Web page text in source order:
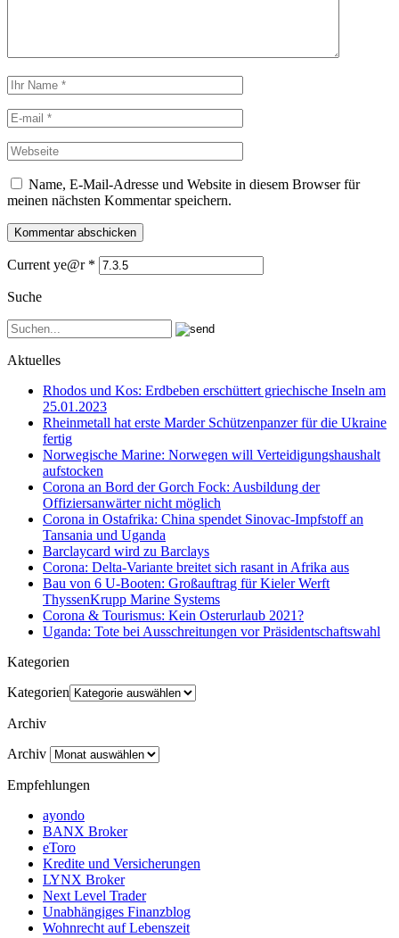
Name, E-Mail-Adresse und Website in diesem Browser für
meinen nächsten Kommentar speichern.
Current ye@r *
Suche
Aktuelles
Rhodos und Kos: Erdbeben erschüttert griechische Inseln am
25.01.2023
Rheinmetall hat erste Marder Schützenpanzer für die Ukraine
fertig
Norwegische Marine: Norwegen will Verteidigungshaushalt
aufstocken
Corona an Bord der Gorch Fock: Ausbildung der
Offiziersanwärter nicht möglich
Corona in Ostafrika: China spendet Sinovac-Impfstoff an
Tansania und Uganda
Barclaycard wird zu Barclays
Corona: Delta-Variante breitet sich rasant in Afrika aus
Bau von 6 U-Booten: Großauftrag für Kieler Werft
ThyssenKrupp Marine Systems
Corona & Tourismus: Kein Osterurlaub 2021?
Uganda: Tote bei Ausschreitungen vor Präsidentschaftswahl
Kategorien
Kategorien
Archiv
Archiv
Empfehlungen
ayondo
BANX Broker
eToro
Kredite und Versicherungen
LYNX Broker
Next Level Trader
Unabhängiges Finanzblog
Wohnrecht auf Lebenszeit